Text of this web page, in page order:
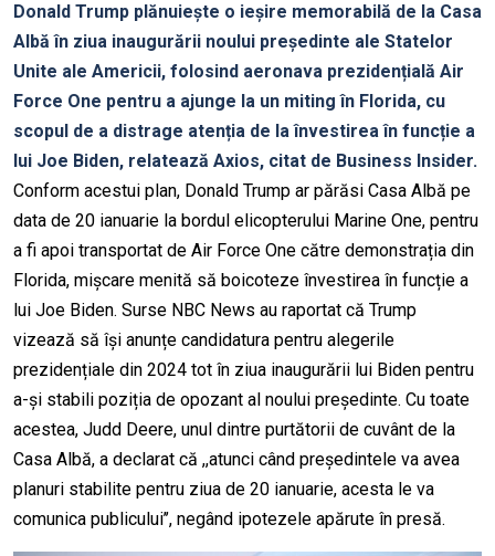
Donald Trump plănuiește o ieșire memorabilă de la Casa
Albă în ziua inaugurării noului președinte ale Statelor
Unite ale Americii, folosind aeronava prezidențială Air
Force One pentru a ajunge la un miting în Florida, cu
scopul de a distrage atenția de la învestirea în funcție a
lui Joe Biden, relatează Axios, citat de Business Insider.
Conform acestui plan, Donald Trump ar părăsi Casa Albă pe
data de 20 ianuarie la bordul elicopterului Marine One, pentru
a fi apoi transportat de Air Force One către demonstrația din
Florida, mișcare menită să boicoteze învestirea în funcție a
lui Joe Biden. Surse NBC News au raportat că Trump
vizează să își anunțe candidatura pentru alegerile
prezidențiale din 2024 tot în ziua inaugurării lui Biden pentru
a-și stabili poziția de opozant al noului președinte. Cu toate
acestea, Judd Deere, unul dintre purtătorii de cuvânt de la
Casa Albă, a declarat că ,,atunci când președintele va avea
planuri stabilite pentru ziua de 20 ianuarie, acesta le va
comunica publicului’’, negând ipotezele apărute în presă.